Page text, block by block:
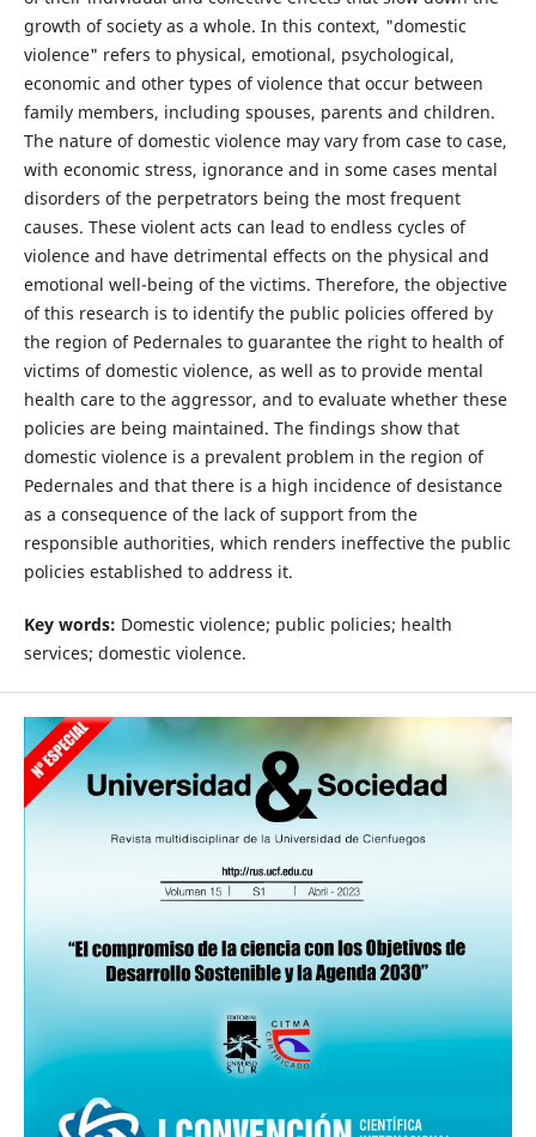
growth of society as a whole. In this context, "domestic
violence" refers to physical, emotional, psychological,
economic and other types of violence that occur between
family members, including spouses, parents and children.
The nature of domestic violence may vary from case to case,
with economic stress, ignorance and in some cases mental
disorders of the perpetrators being the most frequent
causes. These violent acts can lead to endless cycles of
violence and have detrimental effects on the physical and
emotional well-being of the victims. Therefore, the objective
of this research is to identify the public policies offered by
the region of Pedernales to guarantee the right to health of
victims of domestic violence, as well as to provide mental
health care to the aggressor, and to evaluate whether these
policies are being maintained. The findings show that
domestic violence is a prevalent problem in the region of
Pedernales and that there is a high incidence of desistance
as a consequence of the lack of support from the
responsible authorities, which renders ineffective the public
policies established to address it.
Key words: Domestic violence; public policies; health
services; domestic violence.